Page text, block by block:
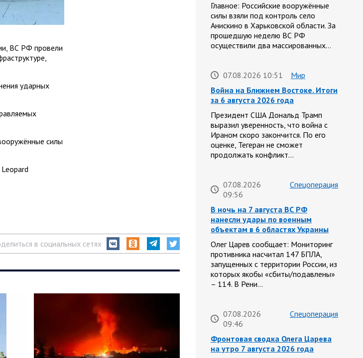
ВС РФ провели
ударных
силы
в социальных сетях
Главное: Российские вооружённые
силы взяли под контроль село
Анискино в Харьковской области. За
прошедшую неделю ВС РФ
осуществили два массированных…
07.08.2026 10:51
Мир
Война на Ближнем Востоке. Итоги
за 6 августа 2026 года
Президент США Дональд Трамп
выразил уверенность, что война с
Ираном скоро закончится. По его
оценке, Тегеран не сможет
продолжать конфликт…
07.08.2026
09:56
Спецоперация
В ночь на 7 августа ВС РФ
нанесли удары по военным
объектам в 6 областях Украины
Олег Царев сообщает: Мониторинг
противника насчитал 147 БПЛА,
запущенных с территории России, из
которых якобы «сбиты/подавлены»
– 114. В Рени…
07.08.2026
09:46
Спецоперация
Фронтовая сводка Олега Царева
на утро 7 августа 2026 года